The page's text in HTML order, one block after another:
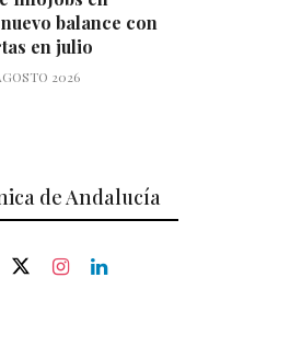
balance con
en julio
2026
de Andalucía